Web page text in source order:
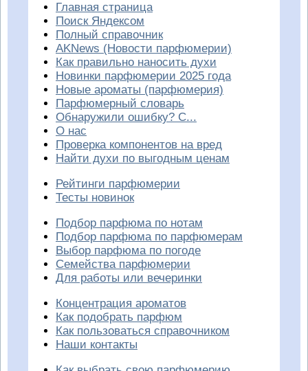
Главная страница
Поиск Яндексом
Полный справочник
AKNews (Новости парфюмерии)
Как правильно наносить духи
Новинки парфюмерии 2025 года
Новые ароматы (парфюмерия)
Парфюмерный словарь
Обнаружили ошибку? С...
О нас
Проверка компонентов на вред
Найти духи по выгодным ценам
Рейтинги парфюмерии
Тесты новинок
Подбор парфюма по нотам
Подбор парфюма по парфюмерам
Выбор парфюма по погоде
Семейства парфюмерии
Для работы или вечеринки
Концентрация ароматов
Как подобрать парфюм
Как пользоваться справочником
Наши контакты